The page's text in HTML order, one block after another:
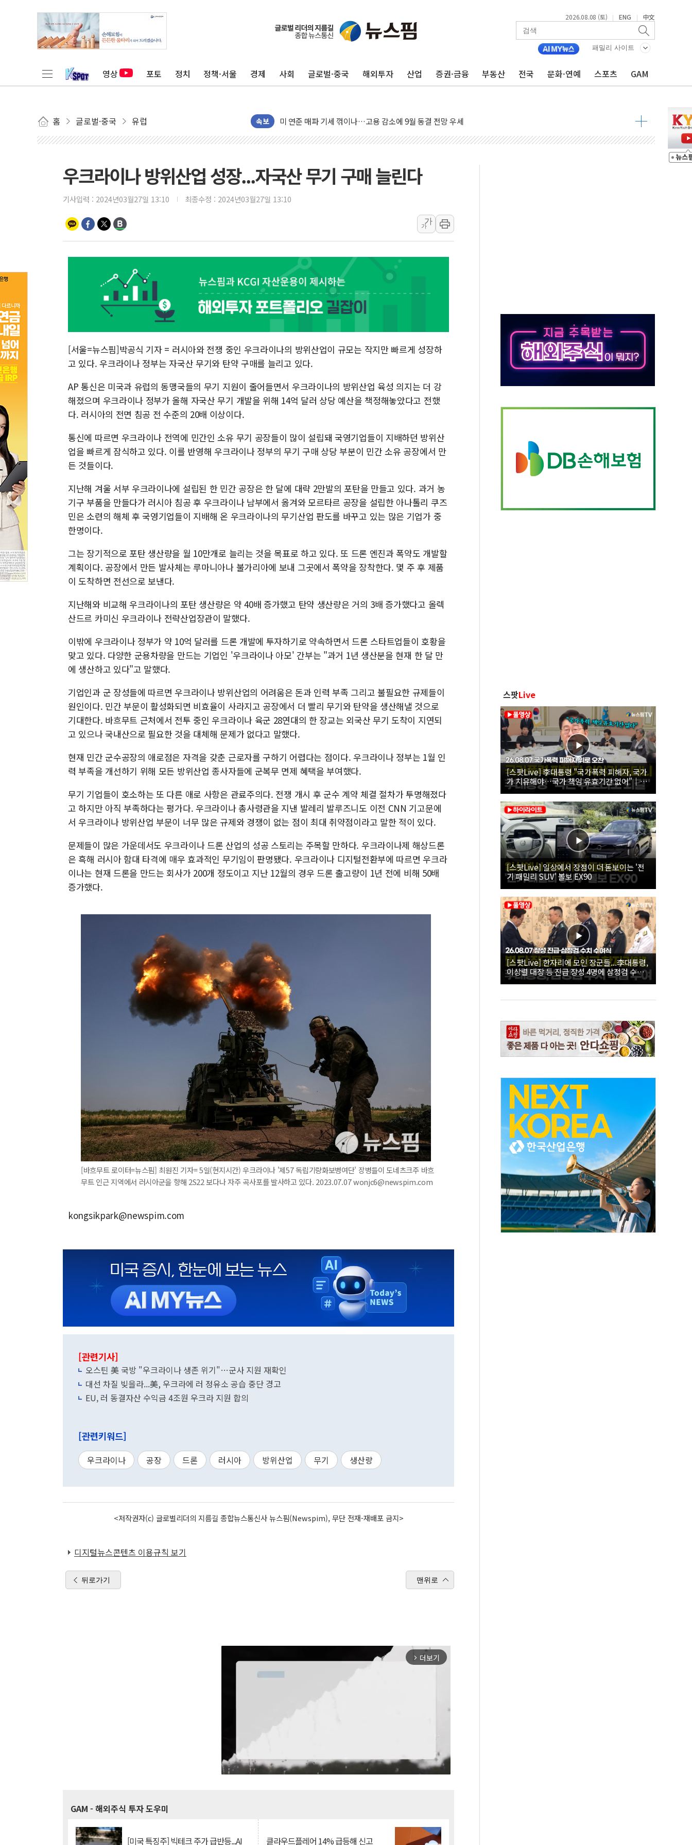
2026.08.08 (토) | ENG | 中文
패밀리 사이트
영상 포토 정치 정책·서울 경제 사회 글로벌·중국 해외투자 산업 증권·금융 부동산 전국 문화·연예 스포츠 GAM
홈 글로벌·중국 유럽 속보
민주, 오늘 제주·인천 경선 결과 발표...'김민석 재역전 vs 정청래 격차 확대'
뉴욕증시, 고용 쇼크에 금리 인상 우려 후퇴…S&P500 최고치
트럼프, 쿡 연준 이사 해임 재추진…"26일까지 의혹 소명" 요구
미 연준 매파 기세 꺾이나…고용 감소에 9월 동결 전망 우세
[종합] 이슬람 수니파 3국, '공동방위협정' 체결… 이스라엘·이란 위협에 맞설 자체 억지력 강화
美 항소법원, 백악관 무도회장 공사 중단 명령…트럼프 제동
이란 핵심 원유 수출항 '하르그섬', 최근 1주일 이상 '올스톱'… 美 해상봉쇄 영향
美 고용 쇼크에 엔화 장중 급등…시장은 "또 개입했나" 촉각
[AI MY 뉴스] 뉴욕 반도체주 프리뷰...美 고용 쇼크에 반도체주 '활짝'
뉴욕증시 프리뷰, 美 고용 쇼크에 금리 인상 우려 후퇴…나스닥 선물 1%대 상승
[종합] 美 7월 고용 2만3000명 감소 '쇼크'…9월 금리 인상 기대 후퇴
[사진] 이슬람 수니파 3개국, 공동방위협정 체결
뉴욕증시 개장 전 특징주...아틀라시안·클라우드플레어·태양광주↑ VS 트레이드데스크·웬디스↓
보훈부, 미 DPAA와 MOU… "6·25 미군 실종자 7359명 끝까지 찾겠다"
트럼프 "금리 내려야"…파월 때와 달리 워시엔 톤 낮춰
특정 정치인 측근 포항시 정책특보 내정설...포항시 '시끌'
李 "해남 태양광, 대한민국 다음 100년 밑거름…수도권 집중 완화 전환점"
우크라이나 방위산업 성장...자국산 무기 구매 늘린다
기사입력 : 2024년03월27일 13:10 최종수정 : 2024년03월27일 13:10
가
가
[서울=뉴스핌]박공식 기자 = 러시아와 전쟁 중인 우크라이나의 방위산업이 규모는 작지만 빠르게 성장하
고 있다. 우크라이나 정부는 자국산 무기와 탄약 구매를 늘리고 있다.
AP 통신은 미국과 유럽의 동맹국들의 무기 지원이 줄어들면서 우크라이나의 방위산업 육성 의지는 더 강
해졌으며 우크라이나 정부가 올해 자국산 무기 개발을 위해 14억 달러 상당 예산을 책정해놓았다고 전했
다. 러시아의 전면 침공 전 수준의 20배 이상이다.
통신에 따르면 우크라이나 전역에 민간인 소유 무기 공장들이 많이 설립돼 국영기업들이 지배하던 방위산
업을 빠르게 잠식하고 있다. 이를 반영해 우크라이나 정부의 무기 구매 상당 부분이 민간 소유 공장에서 만
든 것들이다.
지난해 겨울 서부 우크라이나에 설립된 한 민간 공장은 한 달에 대략 2만발의 포탄을 만들고 있다. 과거 농
기구 부품을 만들다가 러시아 침공 후 우크라이나 남부에서 옮겨와 모르타르 공장을 설립한 아나톨리 쿠즈
민은 소련의 해체 후 국영기업들이 지배해 온 우크라이나의 무기산업 판도를 바꾸고 있는 많은 기업가 중
한명이다.
그는 장기적으로 포탄 생산량을 월 10만개로 늘리는 것을 목표로 하고 있다. 또 드론 엔진과 폭약도 개발할
계획이다. 공장에서 만든 발사체는 루마니아나 불가리아에 보내 그곳에서 폭약을 장착한다. 몇 주 후 제품
이 도착하면 전선으로 보낸다.
지난해와 비교해 우크라이나의 포탄 생산량은 약 40배 증가했고 탄약 생산량은 거의 3배 증가했다고 올렉
산드르 카미신 우크라이나 전략산업장관이 말했다.
이밖에 우크라이나 정부가 약 10억 달러를 드론 개발에 투자하기로 약속하면서 드론 스타트업들이 호황을
맞고 있다. 다양한 군용차량을 만드는 기업인 '우크라이나 아모' 간부는 "과거 1년 생산분을 현재 한 달 만
에 생산하고 있다"고 말했다.
기업인과 군 장성들에 따르면 우크라이나 방위산업의 어려움은 돈과 인력 부족 그리고 불필요한 규제들이
원인이다. 민간 부문이 활성화되면 비효율이 사라지고 공장에서 더 빨리 무기와 탄약을 생산해낼 것으로
기대한다. 바흐무트 근처에서 전투 중인 우크라이나 육군 28연대의 한 장교는 외국산 무기 도착이 지연되
고 있으나 국내산으로 필요한 것을 대체해 문제가 없다고 말했다.
현재 민간 군수공장의 애로점은 자격을 갖춘 근로자를 구하기 어렵다는 점이다. 우크라이나 정부는 1월 인
력 부족을 개선하기 위해 모든 방위산업 종사자들에 군복무 면제 혜택을 부여했다.
무기 기업들이 호소하는 또 다른 애로 사항은 관료주의다. 전쟁 개시 후 군수 계약 체결 절차가 투명해졌다
고 하지만 아직 부족하다는 평가다. 우크라이나 총사령관을 지낸 발레리 발루즈니도 이전 CNN 기고문에
서 우크라이나 방위산업 부문이 너무 많은 규제와 경쟁이 없는 점이 최대 취약점이라고 말한 적이 있다.
문제들이 많은 가운데서도 우크라이나 드론 산업의 성공 스토리는 주목할 만하다. 우크라이나제 해상드론
은 흑해 러시아 함대 타격에 매우 효과적인 무기임이 판명됐다. 우크라이나 디지털전환부에 따르면 우크라
이나는 현재 드론을 만드는 회사가 200개 정도이고 지난 12월의 경우 드론 출고량이 1년 전에 비해 50배
증가했다.
[바흐무트 로이터=뉴스핌] 최원진 기자= 5일(현지시간) 우크라이나 '제57 독립기량화보병여단' 장병들이 도네츠크주 바흐
무트 인근 지역에서 러시아군을 향해 2S22 보다나 자주 곡사포를 발사하고 있다. 2023.07.07 wonjc6@newspim.com
kongsikpark@newspim.com
[관련기사]
오스틴 美 국방 "우크라이나 생존 위기"…군사 지원 재확인
대선 차질 빚을라...美, 우크라에 러 정유소 공습 중단 경고
EU, 러 동결자산 수익금 4조원 우크라 지원 합의
[관련키워드]
우크라이나 공장 드론 러시아 방위산업 무기 생산량
<저작권자(c) 글로벌리더의 지름길 종합뉴스통신사 뉴스핌(Newspim), 무단 전재-재배포 금지>
디지털뉴스콘텐츠 이용규칙 보기
뒤로가기 맨위로
arrow_forward_ios 더보기
GAM - 해외주식 투자 도우미
[미국 특징주] 빅테크 주가 급반등...AI 클라우드플레어 14% 급등해 신고
스팟Live
[스팟Live] 李대통령 "국가폭력 피해자, 국가
가 치유해야…국가 책임 유효기간 없어"｜
26.08.07 국가폭력 피해자 위로 오찬
[스팟Live] 일상에서 장점이 더 돋보이는 '전
기 패밀리 SUV' 볼보 EX90
[스팟Live] 한자리에 모인 장군들...李대통령,
이상렬 대장 등 진급 장성 4명에 삼정검 수치
직접 수여｜26.08.07 장성 진급·삼정검 수치